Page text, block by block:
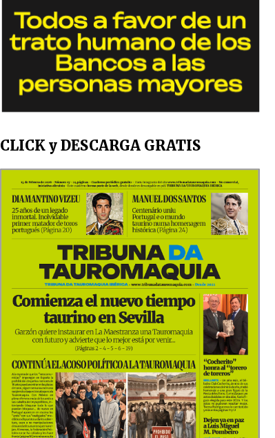
CLICK y DESCARGA GRATIS